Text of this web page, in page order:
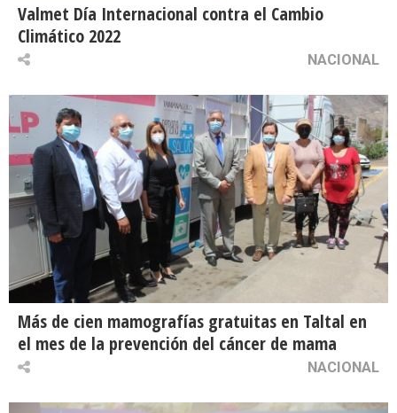
Valmet Día Internacional contra el Cambio
Climático 2022
NACIONAL
Más de cien mamografías gratuitas en Taltal en
el mes de la prevención del cáncer de mama
NACIONAL